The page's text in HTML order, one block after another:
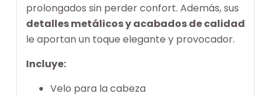
prolongados sin perder confort. Además, sus
detalles metálicos y acabados de calidad
le aportan un toque elegante y provocador.
Incluye:
Velo para la cabeza